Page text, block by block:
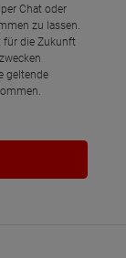
Chat oder
zu lassen.
für die Zukunft
geltende